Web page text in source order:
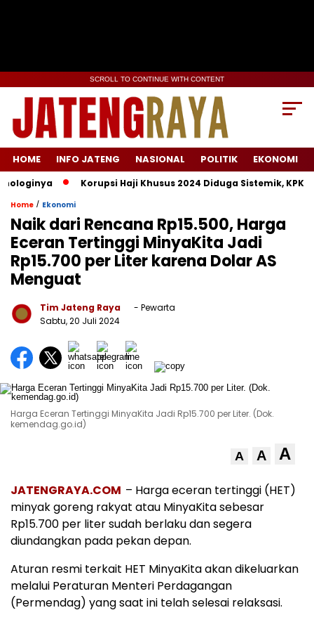
SCROLL TO CONTINUE WITH CONTENT
HOME INFO JATENG NASIONAL POLITIK EKONOMI
Korupsi Haji Khusus 2024 Diduga Sistemik, KPK
Home / Ekonomi
Naik dari Rencana Rp15.500, Harga
Eceran Tertinggi MinyaKita Jadi
Rp15.700 per Liter karena Dolar AS
Menguat
Tim Jateng Raya
- Pewarta
Sabtu, 20 Juli 2024
Harga Eceran Tertinggi MinyaKita Jadi Rp15.700 per Liter. (Dok.
kemendag.go.id)
A A A
JATENGRAYA.COM – Harga eceran tertinggi (HET)
minyak goreng rakyat atau MinyaKita sebesar
Rp15.700 per liter sudah berlaku dan segera
diundangkan pada pekan depan.
Aturan resmi terkait HET MinyaKita akan dikeluarkan
melalui Peraturan Menteri Perdagangan
(Permendag) yang saat ini telah selesai relaksasi.